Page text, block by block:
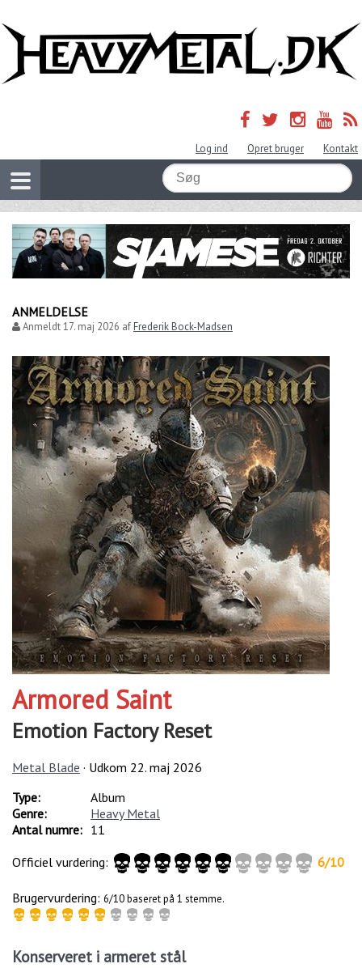
Log ind Opret bruger Kontakt
ANMELDELSE
Anmeldt17. maj 2026 afFrederik Bock-Madsen
Armored Saint
Emotion Factory Reset
Metal Blade · Udkom 22. maj 2026
Type:
Album
Genre:
Heavy Metal
Antal numre: 11
Officiel vurdering:
6/10
Brugervurdering: 6/10 baseret på 1 stemme.
Konserveret i armeret stål